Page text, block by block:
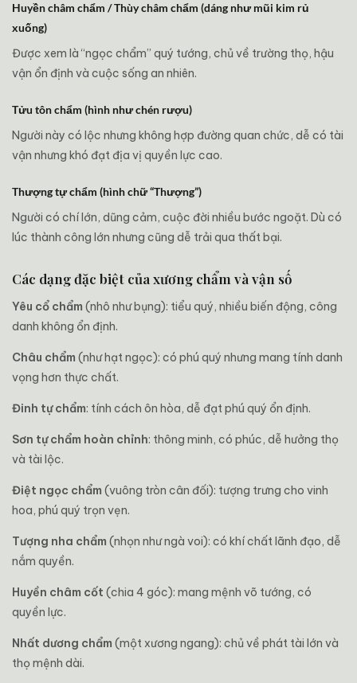
Huyền châm chẩm / Thùy châm chẩm (dáng như mũi kim rủ
xuống)
Được xem là “ngọc chẩm” quý tướng, chủ về trường thọ, hậu
vận ổn định và cuộc sống an nhiên.
Tửu tôn chẩm (hình như chén rượu)
Người này có lộc nhưng không hợp đường quan chức, dễ có tài
vận nhưng khó đạt địa vị quyền lực cao.
Thượng tự chẩm (hình chữ “Thượng”)
Người có chí lớn, dũng cảm, cuộc đời nhiều bước ngoặt. Dù có
lúc thành công lớn nhưng cũng dễ trải qua thất bại.
Các dạng đặc biệt của xương chẩm và vận số
Yêu cổ chẩm (nhô như bụng): tiểu quý, nhiều biến động, công
danh không ổn định.
Châu chẩm (như hạt ngọc): có phú quý nhưng mang tính danh
vọng hơn thực chất.
Đinh tự chẩm: tính cách ôn hòa, dễ đạt phú quý ổn định.
Sơn tự chẩm hoàn chỉnh: thông minh, có phúc, dễ hưởng thọ
và tài lộc.
Điệt ngọc chẩm (vuông tròn cân đối): tượng trưng cho vinh
hoa, phú quý trọn vẹn.
Tượng nha chẩm (nhọn như ngà voi): có khí chất lãnh đạo, dễ
nắm quyền.
Huyền châm cốt (chia 4 góc): mang mệnh võ tướng, có
quyền lực.
Nhất dương chẩm (một xương ngang): chủ về phát tài lớn và
thọ mệnh dài.